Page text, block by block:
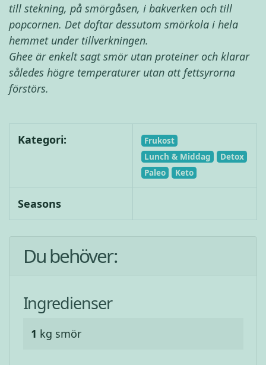
till stekning, på smörgåsen, i bakverken och till
popcornen. Det doftar dessutom smörkola i hela
hemmet under tillverkningen.
Ghee är enkelt sagt smör utan proteiner och klarar
således högre temperaturer utan att fettsyrorna
förstörs.
Kategori:
Frukost
Lunch & Middag
Detox
Paleo
Keto
Seasons
Du behöver:
Ingredienser
1 kg smör